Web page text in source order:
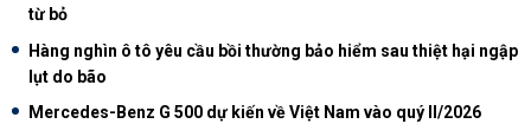
từ bỏ
Hàng nghìn ô tô yêu cầu bồi thường bảo hiểm sau thiệt hại ngập
lụt do bão
Mercedes-Benz G 500 dự kiến về Việt Nam vào quý II/2026